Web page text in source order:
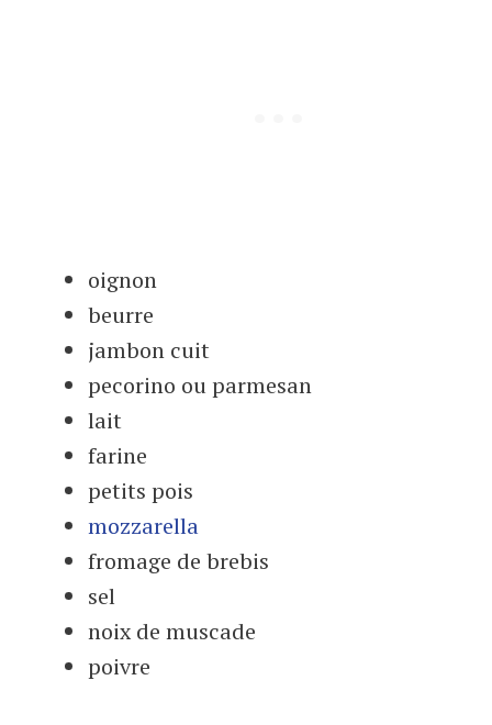
oignon
beurre
jambon cuit
pecorino ou parmesan
lait
farine
petits pois
mozzarella
fromage de brebis
sel
noix de muscade
poivre